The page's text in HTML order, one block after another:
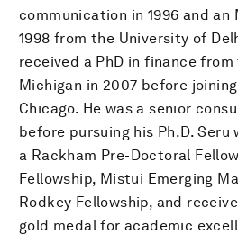
communication in 1996 and an
1998 from the University of
received a PhD in finance
Michigan in 2007 before
Chicago. He was a senior
before pursuing his Ph.D.
a Rackham Pre-Doctoral
Fellowship, Mistui Emerging
Rodkey Fellowship, and
gold medal for academic